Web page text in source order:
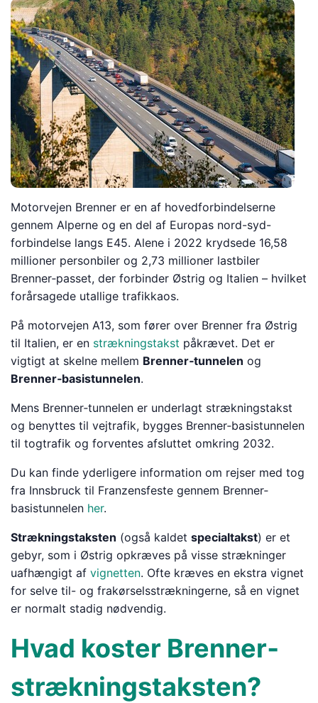
Motorvejen Brenner er en af hovedforbindelserne
gennem Alperne og en del af Europas nord-syd-
forbindelse langs E45. Alene i 2022 krydsede 16,58
millioner personbiler og 2,73 millioner lastbiler
Brenner‐passet, der forbinder Østrig og Italien – hvilket
forårsagede utallige trafikkaos.
På motorvejen A13, som fører over Brenner fra Østrig
til Italien, er en strækningstakst påkrævet. Det er
vigtigt at skelne mellem Brenner‐tunnelen og
Brenner‐basistunnelen.
Mens Brenner‐tunnelen er underlagt strækningstakst
og benyttes til vejtrafik, bygges Brenner‐basistunnelen
til togtrafik og forventes afsluttet omkring 2032.
Du kan finde yderligere information om rejser med tog
fra Innsbruck til Franzensfeste gennem Brenner‐
basistunnelen her.
Strækningstaksten (også kaldet specialtakst) er et
gebyr, som i Østrig opkræves på visse strækninger
uafhængigt af vignetten. Ofte kræves en ekstra vignet
for selve til- og frakørselsstrækningerne, så en vignet
er normalt stadig nødvendig.
Hvad koster Brenner‐
strækningstaksten?